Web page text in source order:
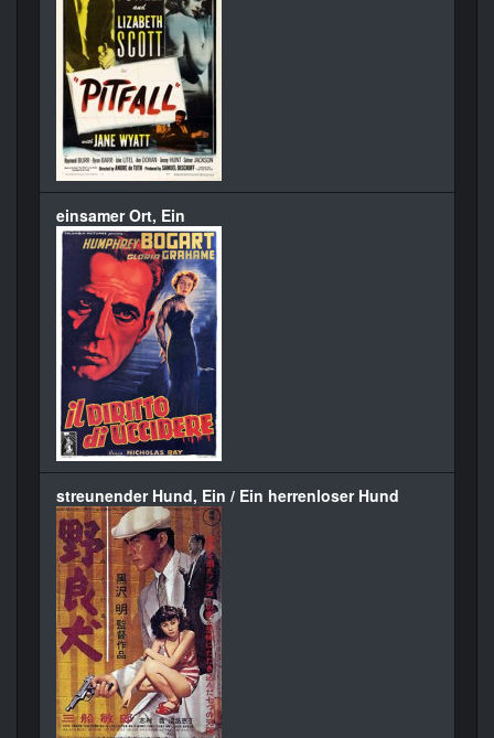
einsamer Ort, Ein
streunender Hund, Ein / Ein herrenloser Hund